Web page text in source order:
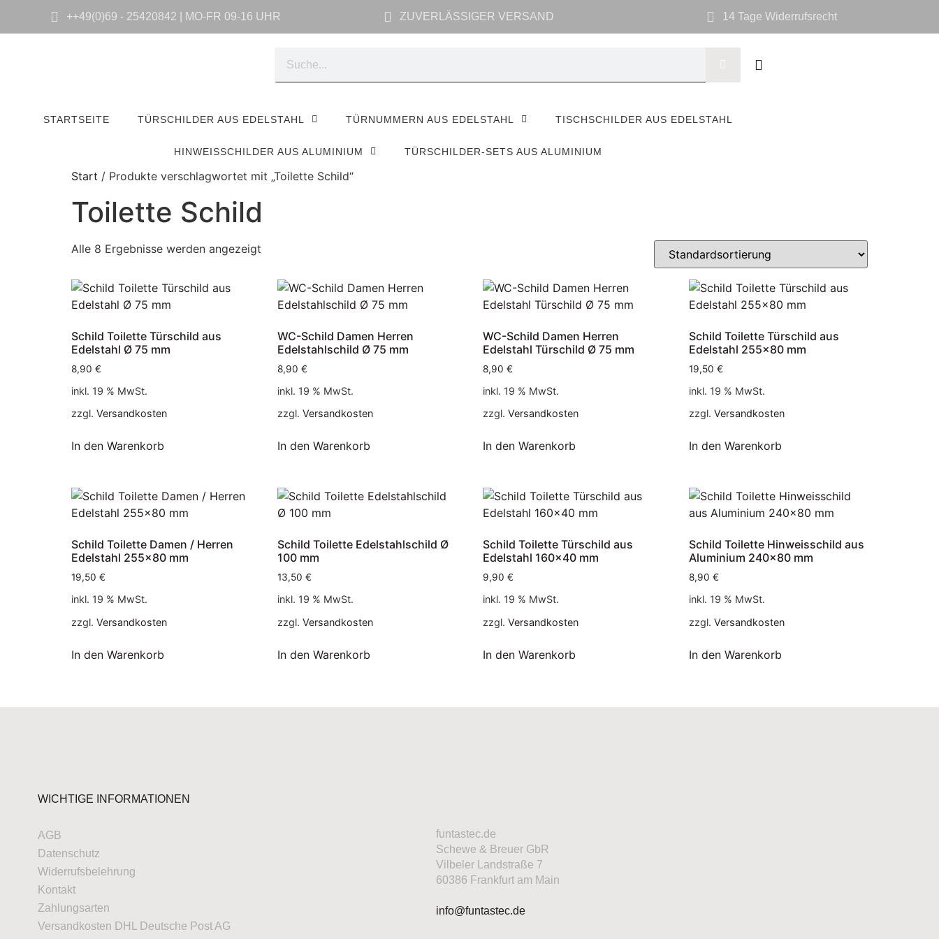
++49(0)69 - 25420842 | MO-FR 09-16 UHR ZUVERLÄSSIGER VERSAND 14 Tage Widerrufsrecht
STARTSEITE TÜRSCHILDER AUS EDELSTAHL TÜRNUMMERN AUS EDELSTAHL TISCHSCHILDER AUS EDELSTAHL
HINWEISSCHILDER AUS ALUMINIUM TÜRSCHILDER-SETS AUS ALUMINIUM
Start / Produkte verschlagwortet mit „Toilette Schild“
Toilette Schild
Alle 8 Ergebnisse werden angezeigt
Schild Toilette Türschild aus
Edelstahl Ø 75 mm
8,90 €
inkl. 19 % MwSt.
zzgl. Versandkosten
In den Warenkorb
WC-Schild Damen Herren
Edelstahlschild Ø 75 mm
8,90 €
inkl. 19 % MwSt.
zzgl. Versandkosten
In den Warenkorb
WC-Schild Damen Herren
Edelstahl Türschild Ø 75 mm
8,90€
inkl. 19 % MwSt.
zzgl.Versandkosten
In den Warenkorb
Schild Toilette Türschild aus
Edelstahl 255×80 mm
19,50€
inkl. 19 % MwSt.
zzgl.Versandkosten
In den Warenkorb
Schild Toilette Damen / Herren
Edelstahl 255×80 mm
19,50 €
inkl. 19 % MwSt.
zzgl. Versandkosten
In den Warenkorb
Schild Toilette Edelstahlschild Ø
100 mm
13,50 €
inkl. 19 % MwSt.
zzgl. Versandkosten
In den Warenkorb
Schild Toilette Türschild aus
Edelstahl 160×40 mm
9,90€
inkl. 19 % MwSt.
zzgl.Versandkosten
In den Warenkorb
Schild Toilette Hinweisschild aus
Aluminium 240×80 mm
8,90€
inkl. 19 % MwSt.
zzgl.Versandkosten
In den Warenkorb
WICHTIGE INFORMATIONEN
AGB
Datenschutz
Widerrufsbelehrung
Kontakt
Zahlungsarten
Versandkosten DHL Deutsche Post AG
funtastec.de
Schewe & Breuer GbR
Vilbeler Landstraße 7
60386 Frankfurt am Main
info@funtastec.de